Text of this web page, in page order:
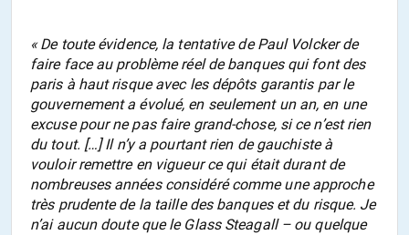
«De toute évidence, la tentative de Paul Volcker de
faire face au problème réel de banques qui font des
paris à haut risque avec les dépôts garantis par le
gouvernement a évolué, en seulement un an, en une
excuse pour ne pas faire grand-chose, si ce n’est rien
du tout. […] Il n’y a pourtant rien de gauchiste à
vouloir remettre en vigueur ce qui était durant de
nombreuses années considéré comme une approche
très prudente de la taille des banques et du risque. Je
n’ai aucun doute que le Glass Steagall – ou quelque